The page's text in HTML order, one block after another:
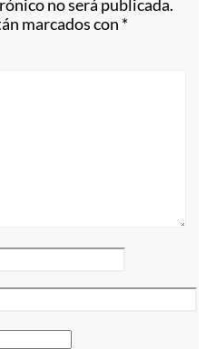
no será publicada.
marcados con *